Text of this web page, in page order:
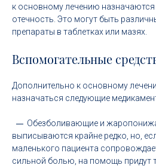
к основному лечению назначаются
отечность. Это могут быть
препараты в таблетках или мазях.
Вспомогательные
Дополнительно к основному
назначаться следующие
Обезболивающие и
выписываются крайне редко, но,
маленького пациента
сильной болью, на помощь придут